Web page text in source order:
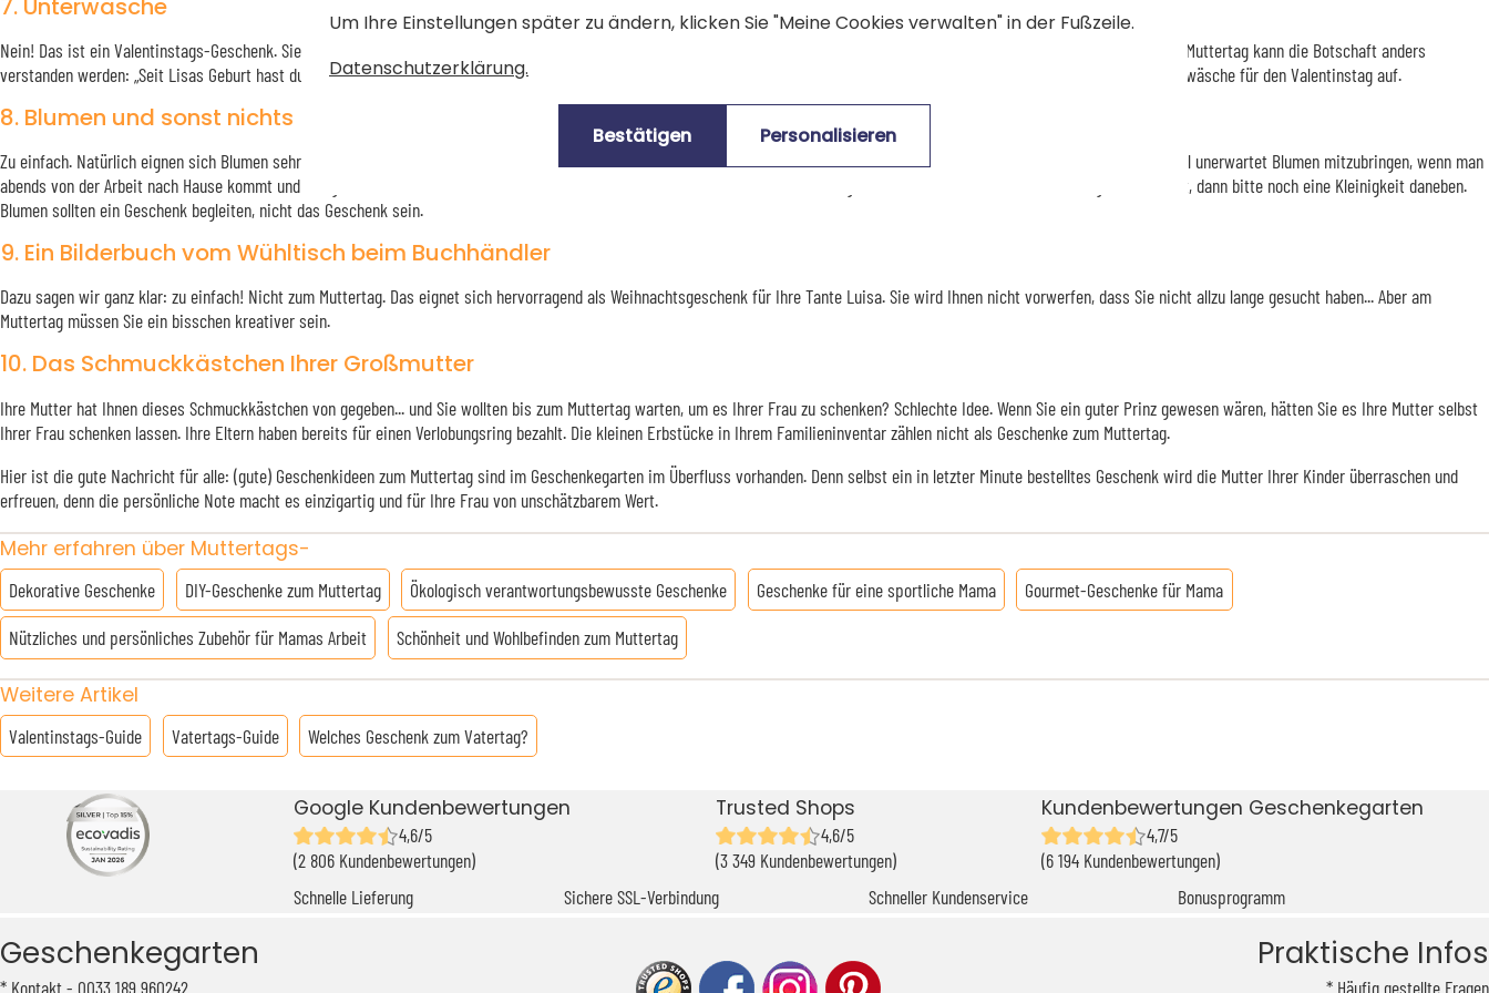
Nein! Das ist ein Valentinstags-Geschenk. Sie wollen ihr vermitteln, dass Sie in Ihren Augen nicht nur eine Mutter ist, sondern auch eine schöne Frau... Die Absicht ist gut... Aber am Muttertag kann die Botschaft anders
verstanden werden: „Seit Lisas Geburt hast du deine Weiblichkeit verloren, mein Liebling! Ich werde dir helfen, sie zurückzuholen.“ Die Moral von der Geschichte: Heben Sie die Unterwäsche für den Valentinstag auf.
8. Blumen und sonst nichts
Zu einfach. Natürlich eignen sich Blumen sehr gut für den Muttertag... wenn man ihr sowieso viel zu selten Blumen schenkt, ist das der perfekte Anlass. Aber es ist auch wichtig, mal unerwartet Blumen mitzubringen, wenn man
abends von der Arbeit nach Hause kommt und morgens die Brötchen holt. Ohne besonderen Anlass. Und wenn Sie ihr am Muttertag Blumen schenken, was an sich eine gute Sache ist, dann bitte noch eine Kleinigkeit daneben.
Blumen sollten ein Geschenk begleiten, nicht das Geschenk sein.
9. Ein Bilderbuch vom Wühltisch beim Buchhändler
Dazu sagen wir ganz klar: zu einfach! Nicht zum Muttertag. Das eignet sich hervorragend als Weihnachtsgeschenk für Ihre Tante Luisa. Sie wird Ihnen nicht vorwerfen, dass Sie nicht allzu lange gesucht haben... Aber am
Muttertag müssen Sie ein bisschen kreativer sein.
10. Das Schmuckkästchen Ihrer Großmutter
Ihre Mutter hat Ihnen dieses Schmuckkästchen von gegeben... und Sie wollten bis zum Muttertag warten, um es Ihrer Frau zu schenken? Schlechte Idee. Wenn Sie ein guter Prinz gewesen wären, hätten Sie es Ihre Mutter selbst
Ihrer Frau schenken lassen. Ihre Eltern haben bereits für einen Verlobungsring bezahlt. Die kleinen Erbstücke in Ihrem Familieninventar zählen nicht als Geschenke zum Muttertag.
Hier ist die gute Nachricht für alle: (gute) Geschenkideen zum Muttertag sind im Geschenkegarten im Überfluss vorhanden. Denn selbst ein in letzter Minute bestelltes Geschenk wird die Mutter Ihrer Kinder überraschen und
erfreuen, denn die persönliche Note macht es einzigartig und für Ihre Frau von unschätzbarem Wert.
Mehr erfahren über Muttertags-
Dekorative Geschenke DIY-Geschenke zum Muttertag Ökologisch verantwortungsbewusste Geschenke Geschenke für eine sportliche Mama
Gourmet-Geschenke für Mama
Nützliches und persönliches Zubehör für Mamas Arbeit
Schönheit und Wohlbefinden zum Muttertag
Weitere Artikel
Valentinstags-Guide Vatertags-Guide Welches Geschenk zum Vatertag?
Google Kundenbewertungen
4,6/5
(2 806 Kundenbewertungen)
Trusted Shops
4,6/5
(3 349 Kundenbewertungen)
Kundenbewertungen Geschenkegarten
4,7/5
(6 194 Kundenbewertungen)
Schnelle Lieferung
Sichere SSL-Verbindung Schneller Kundenservice Bonusprogramm
Geschenkegarten
Kontakt- 0033 189 960242
Praktische Infos
Häufig gestellte Fragen
Um Ihre Einstellungen später zu ändern, klicken Sie "Meine Cookies verwalten" in der Fußzeile.
Datenschutzerklärung.
Bestätigen Personalisieren